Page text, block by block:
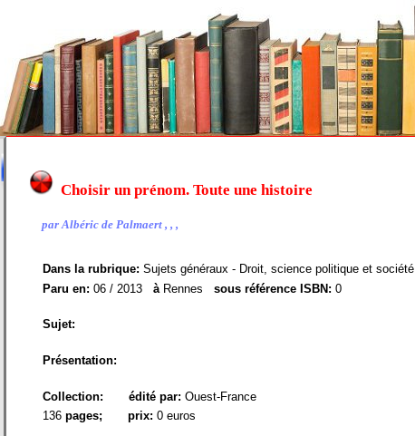
Choisir un prénom. Toute une histoire
par Albéric de Palmaert , , ,
Dans la rubrique: Sujets généraux - Droit, science politique et société
Paru en: 06 / 2013 à Rennes sous référence ISBN: 0
Sujet:
Présentation:
Collection: édité par: Ouest-France
136 pages; prix: 0 euros